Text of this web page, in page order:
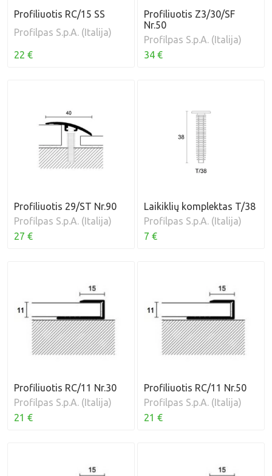
Profiliuotis RC/15 SS
Profilpas S.p.A. (Italija)
22 €
Profiliuotis Z3/30/SF
Nr.50
Profilpas S.p.A. (Italija)
34 €
Profiliuotis 29/ST Nr.90
Profilpas S.p.A. (Italija)
27 €
Laikiklių komplektas T/38
Profilpas S.p.A. (Italija)
7 €
Profiliuotis RC/11 Nr.30
Profilpas S.p.A. (Italija)
21 €
Profiliuotis RC/11 Nr.50
Profilpas S.p.A. (Italija)
21 €